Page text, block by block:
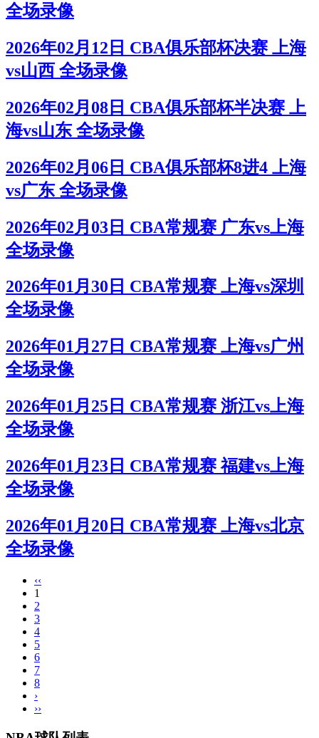
全场录像
2026年02月12日 CBA俱乐部杯决赛 上海
vs山西 全场录像
2026年02月08日 CBA俱乐部杯半决赛 上
海vs山东 全场录像
2026年02月06日 CBA俱乐部杯8进4 上海
vs广东 全场录像
2026年02月03日 CBA常规赛 广东vs上海
全场录像
2026年01月30日 CBA常规赛 上海vs深圳
全场录像
2026年01月27日 CBA常规赛 上海vs广州
全场录像
2026年01月25日 CBA常规赛 浙江vs上海
全场录像
2026年01月23日 CBA常规赛 福建vs上海
全场录像
2026年01月20日 CBA常规赛 上海vs北京
全场录像
‹‹
1
2
3
4
5
6
7
8
›
››